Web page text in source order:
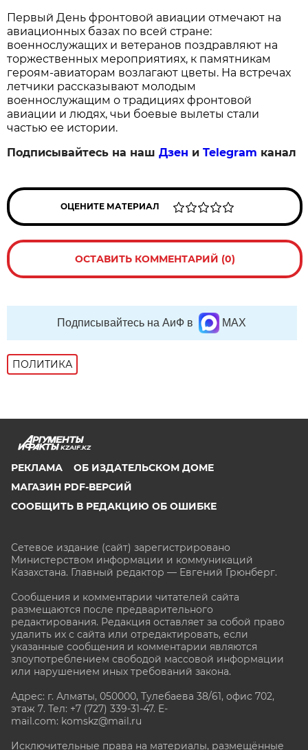
Первый День фронтовой авиации отмечают на
авиационных базах по всей стране:
военнослужащих и ветеранов поздравляют на
торжественных мероприятиях, к памятникам
героям‑авиаторам возлагают цветы. На встречах
летчики рассказывают молодым
военнослужащим о традициях фронтовой
авиации и людях, чьи боевые вылеты стали
частью ее истории.
Подписывайтесь на нашДзен иTelegram канал
ОЦЕНИТЕ МАТЕРИАЛ
ОСТАВИТЬ КОММЕНТАРИЙ (0)
Подписывайтесь на АиФ в MAX
ПОЛИТИКА
KZAIF.KZ
РЕКЛАМА
ОБ ИЗДАТЕЛЬСКОМ ДОМЕ
МАГАЗИН PDF-ВЕРСИЙ
СООБЩИТЬ В РЕДАКЦИЮ ОБ ОШИБКЕ
Сетевое издание (сайт) зарегистрировано
Министерством информации и коммуникаций
Казахстана. Главный редактор — Евгений Грюнберг.
Сообщения и комментарии читателей сайта
размещаются после предварительного
редактирования. Редакция оставляет за собой право
удалить их с сайта или отредактировать, если
указанные сообщения и комментарии являются
злоупотреблением свободой массовой информации
или нарушением иных требований закона.
Адрес: г. Алматы, 050000, Тулебаева 38/61, офис 702,
этаж 7. Тел: +7 (727) 339-31-47. E-
mail.com: komskz@mail.ru
Исключительные права на материалы, размещённые